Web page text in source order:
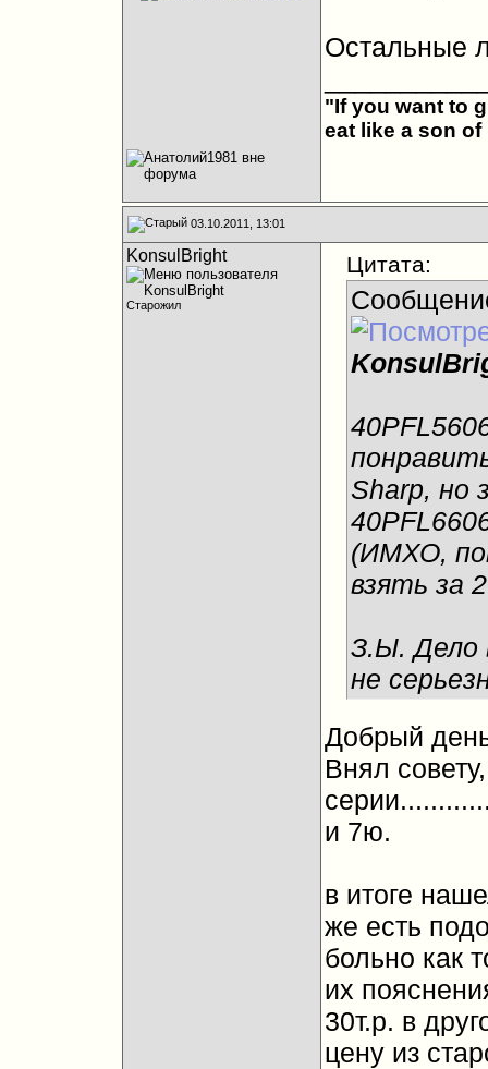
Остальные
"If you want to
eat like a son
03.10.2011, 13:01
KonsulBright
Старожил
Цитата:
Sharp, но
(ИМХО,
взять за
З.Ы. Дело
не
Добрый
Внял
и 7ю.
в итоге
же есть
больно как
их
30т.р. в
цену из